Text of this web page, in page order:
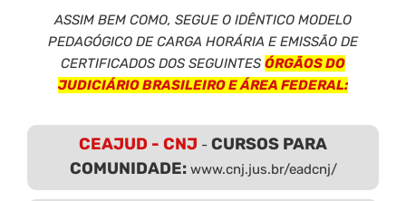
ASSIM BEM COMO, SEGUE O IDÊNTICO MODELO
PEDAGÓGICO DE CARGA HORÁRIA E EMISSÃO DE
CERTIFICADOS DOS SEGUINTES ÓRGÃOS DO
JUDICIÁRIO BRASILEIRO E ÁREA FEDERAL:
CEAJUD - CNJ - CURSOS PARA
COMUNIDADE: www.cnj.jus.br/eadcnj/